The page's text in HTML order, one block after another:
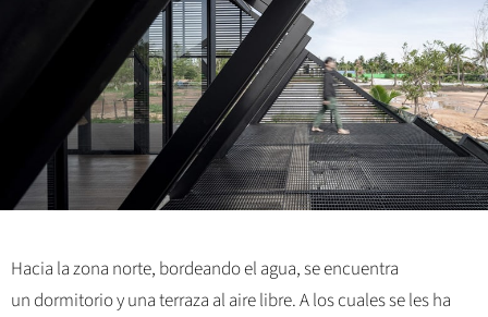
Hacia la zona norte, bordeando el agua, se encuentra
un dormitorio y una terraza al aire libre. A los cuales se les ha